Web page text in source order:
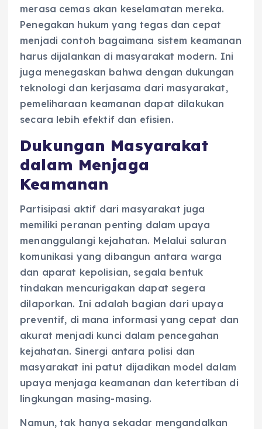
merasa cemas akan keselamatan mereka.
Penegakan hukum yang tegas dan cepat
menjadi contoh bagaimana sistem keamanan
harus dijalankan di masyarakat modern. Ini
juga menegaskan bahwa dengan dukungan
teknologi dan kerjasama dari masyarakat,
pemeliharaan keamanan dapat dilakukan
secara lebih efektif dan efisien.
Dukungan Masyarakat
dalam Menjaga
Keamanan
Partisipasi aktif dari masyarakat juga
memiliki peranan penting dalam upaya
menanggulangi kejahatan. Melalui saluran
komunikasi yang dibangun antara warga
dan aparat kepolisian, segala bentuk
tindakan mencurigakan dapat segera
dilaporkan. Ini adalah bagian dari upaya
preventif, di mana informasi yang cepat dan
akurat menjadi kunci dalam pencegahan
kejahatan. Sinergi antara polisi dan
masyarakat ini patut dijadikan model dalam
upaya menjaga keamanan dan ketertiban di
lingkungan masing-masing.
Namun, tak hanya sekadar mengandalkan